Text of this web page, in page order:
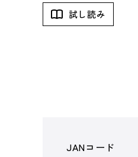
試し読み
JANコード